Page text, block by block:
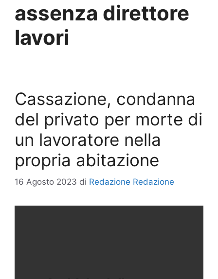
assenza direttore
lavori
Cassazione, condanna
del privato per morte di
un lavoratore nella
propria abitazione
16 Agosto 2023 di Redazione Redazione